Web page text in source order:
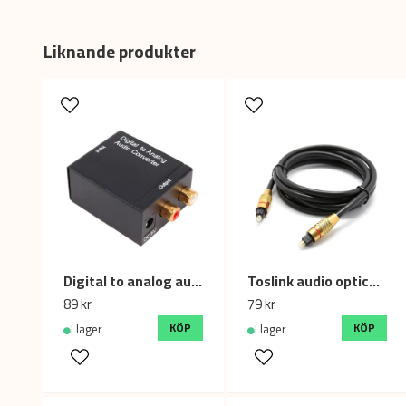
Liknande produkter
Digital to analog audio converter fiber coaxial to L/R
89 kr
I lager KÖP
Toslink audio optical fiber cable 3.0m
79 kr
I lager KÖP